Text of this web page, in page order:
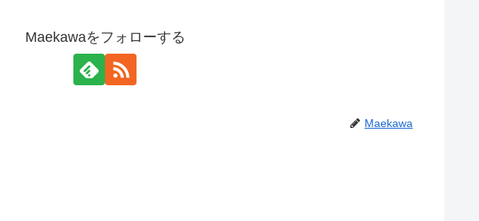
Maekawaをフォローする
Maekawa